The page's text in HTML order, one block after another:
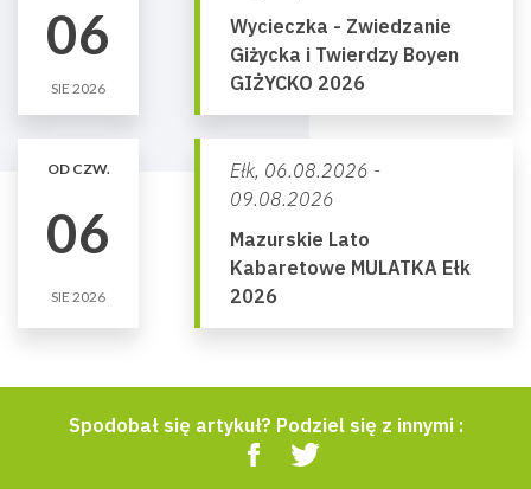
06
SIE 2026
Wycieczka - Zwiedzanie
Giżycka i Twierdzy Boyen
GIŻYCKO 2026
OD CZW.
06
SIE 2026
Ełk, 06.08.2026 -
09.08.2026
Mazurskie Lato
Kabaretowe MULATKA Ełk
2026
Spodobał się artykuł? Podziel się z innymi :